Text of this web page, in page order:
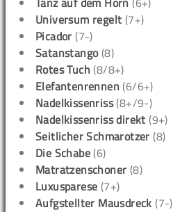
Universum regelt (7+)
Picador (7-)
Satanstango(8)
Rotes Tuch (8/8+)
Elefantenrennen (6/6+)
Nadelkissenriss(8+/9-)
Nadelkissenriss direkt (9+)
Seitlicher Schmarotzer (8)
Die Schabe (6)
Matratzenschoner (8)
Luxusparese (7+)
Aufgstellter Mausdreck (7-)